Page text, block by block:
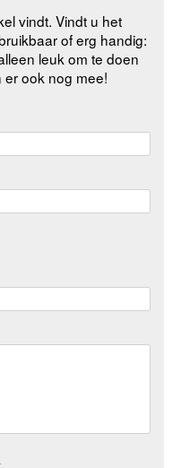
vindt. Vindt u het
of erg handig:
leuk om te doen
ook nog mee!